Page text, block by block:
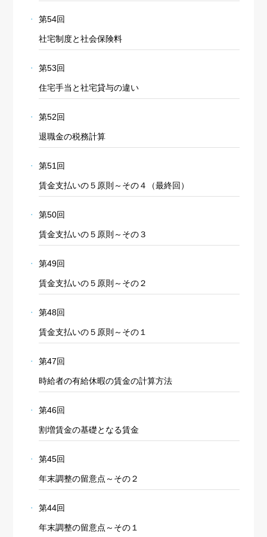
第54回
社宅制度と社会保険料
第53回
住宅手当と社宅貸与の違い
第52回
退職金の税務計算
第51回
賃金支払いの５原則～その４（最終回）
第50回
賃金支払いの５原則～その３
第49回
賃金支払いの５原則～その２
第48回
賃金支払いの５原則～その１
第47回
時給者の有給休暇の賃金の計算方法
第46回
割増賃金の基礎となる賃金
第45回
年末調整の留意点～その２
第44回
年末調整の留意点～その１